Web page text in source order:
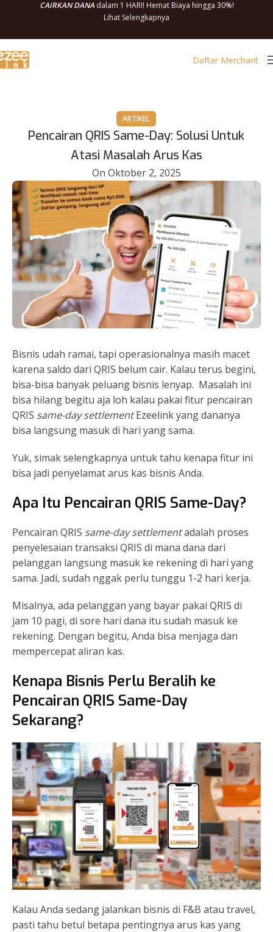
CAIRKAN DANAdalam 1 HARI! Hemat Biaya hingga 30%!
Lihat Selengkapnya
Daftar Merchant
ARTIKEL
Pencairan QRIS Same-Day: Solusi Untuk
Atasi Masalah Arus Kas
On Oktober 2, 2025
Bisnis udah ramai, tapi operasionalnya masih macet
karena saldo dari QRIS belum cair. Kalau terus begini,
bisa-bisa banyak peluang bisnis lenyap. Masalah ini
bisa hilang begitu aja loh kalau pakai fitur pencairan
QRIS same-day settlementEzeelink yang dananya
bisa langsung masuk di hari yang sama.
Yuk, simak selengkapnya untuk tahu kenapa fitur ini
bisa jadi penyelamat arus kas bisnis Anda.
Apa Itu Pencairan QRIS Same-Day?
Pencairan QRIS same-day settlementadalah proses
penyelesaian transaksi QRIS di mana dana dari
pelanggan langsung masuk ke rekening di hari yang
sama. Jadi, sudah nggak perlu tunggu 1-2 hari kerja.
Misalnya, ada pelanggan yang bayar pakai QRIS di
jam 10 pagi, di sore hari dana itu sudah masuk ke
rekening. Dengan begitu, Anda bisa menjaga dan
mempercepat aliran kas.
Kenapa Bisnis Perlu Beralih ke
Pencairan QRIS Same-Day
Sekarang?
Kalau Anda sedang jalankan bisnis di F&B atau travel,
pasti tahu betul betapa pentingnya arus kas yang